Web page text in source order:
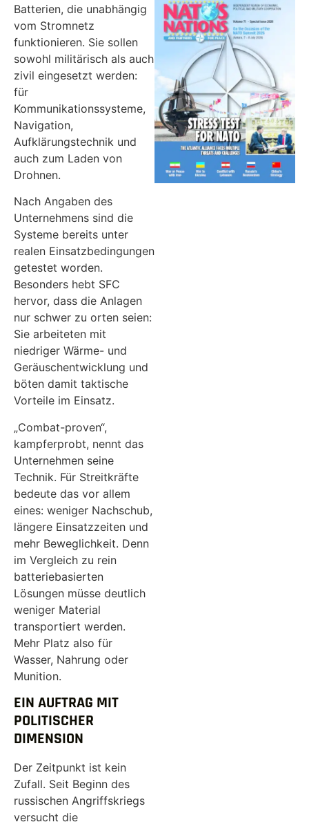
Batterien, die unabhängig
vom Stromnetz
funktionieren. Sie sollen
sowohl militärisch als auch
zivil eingesetzt werden:
für
Kommunikationssysteme,
Navigation,
Aufklärungstechnik und
auch zum Laden von
Drohnen.
Nach Angaben des
Unternehmens sind die
Systeme bereits unter
realen Einsatzbedingungen
getestet worden.
Besonders hebt SFC
hervor, dass die Anlagen
nur schwer zu orten seien:
Sie arbeiteten mit
niedriger Wärme- und
Geräuschentwicklung und
böten damit taktische
Vorteile im Einsatz.
„Combat-proven“,
kampferprobt, nennt das
Unternehmen seine
Technik. Für Streitkräfte
bedeute das vor allem
eines: weniger Nachschub,
längere Einsatzzeiten und
mehr Beweglichkeit. Denn
im Vergleich zu rein
batteriebasierten
Lösungen müsse deutlich
weniger Material
transportiert werden.
Mehr Platz also für
Wasser, Nahrung oder
Munition.
EIN AUFTRAG MIT
POLITISCHER
DIMENSION
Der Zeitpunkt ist kein
Zufall. Seit Beginn des
russischen Angriffskriegs
versucht die